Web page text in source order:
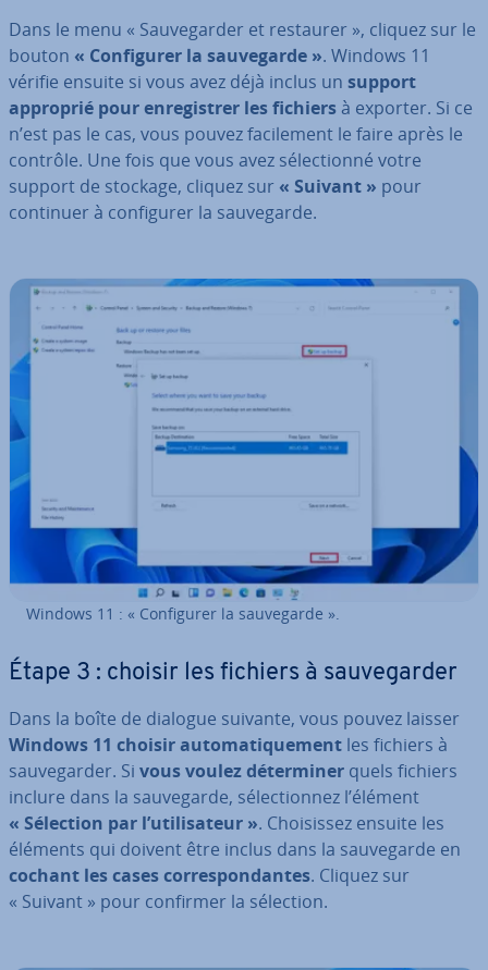
Dans le menu « Sau­ve­gar­der et restaurer », cliquez sur le
bouton « Con­fi­gu­rer la sau­ve­garde ». Windows 11
vérifie ensuite si vous avez déjà inclus un support
approprié pour en­re­gis­trer les fichiersà exporter. Si ce
n’est pas le cas, vous pouvez fa­ci­le­ment le faire après le
contrôle. Une fois que vous avez sé­lec­tionné votre
support de stockage, cliquez sur « Suivant » pour
continuer à con­fi­gu­rer la sau­ve­garde.
Windows 11 : « Con­fi­gu­rer la sau­ve­garde ».
Étape 3 : choisir les fichiers à sau­ve­gar­der
Dans la boîte de dialogue suivante, vous pouvez laisser
Windows 11 choisir au­to­ma­ti­que­ment les fichiers à
sau­ve­gar­der. Si vous voulez dé­ter­mi­ner quels fichiers
inclure dans la sau­ve­garde, sé­lec­tion­nez l’élément
« Sélection par l’uti­li­sa­teur ». Choi­sis­sez ensuite les
éléments qui doivent être inclus dans la sau­ve­garde en
cochant les cases cor­res­pon­dantes. Cliquez sur
« Suivant » pour confirmer la sélection.